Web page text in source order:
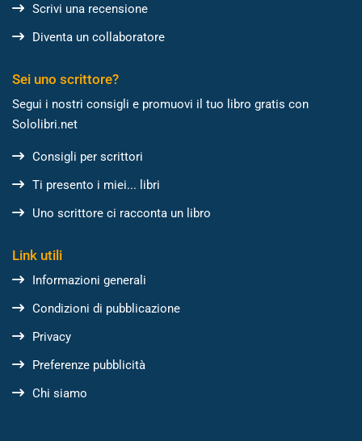
Scrivi una recensione
Diventa un collaboratore
Sei uno scrittore?
Segui i nostri consigli e promuovi il tuo libro gratis con
Sololibri.net
Consigli per scrittori
Ti presento i miei... libri
Uno scrittore ci racconta un libro
Link utili
Informazioni generali
Condizioni di pubblicazione
Privacy
Preferenze pubblicità
Chi siamo